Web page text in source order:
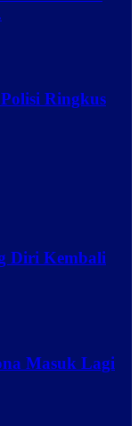
Ringkus
Diri Kembali
Masuk Lagi